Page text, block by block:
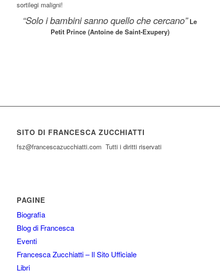
sortilegi maligni!
“Solo i bambini sanno quello che cercano” Le
Petit Prince (Antoine de Saint-Exupery)
SITO DI FRANCESCA ZUCCHIATTI
fsz@francescazucchiatti.com Tutti i diritti riservati
PAGINE
Biografia
Blog di Francesca
Eventi
Francesca Zucchiatti – Il Sito Ufficiale
Libri